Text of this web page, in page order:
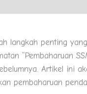
langkah penting
“Pembaharuan
Artikel ini
pembaharuan